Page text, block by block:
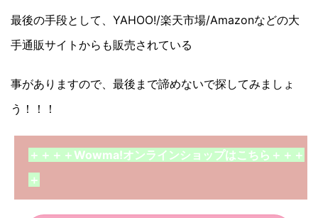
最後の手段として、YAHOO!/楽天市場/Amazonなどの大
手通販サイトからも販売されている
事がありますので、最後まで諦めないで探してみましょ
う！！！
＋＋＋＋Wowma!オンラインショップはこちら＋＋＋
＋